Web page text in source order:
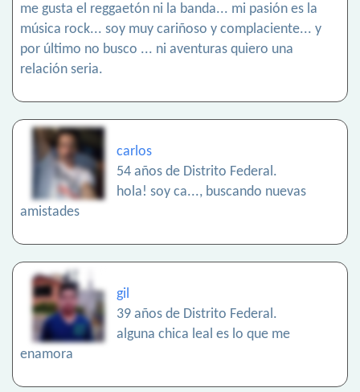
me gusta el reggaetón ni la banda... mi pasión es la
música rock... soy muy cariñoso y complaciente... y
por último no busco ... ni aventuras quiero una
relación seria.
carlos
54 años de Distrito Federal.
hola! soy ca..., buscando nuevas
amistades
gil
39 años de Distrito Federal.
alguna chica leal es lo que me
enamora